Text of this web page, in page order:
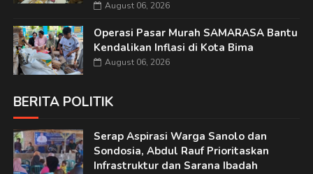
August 06, 2026
Operasi Pasar Murah SAMARASA Bantu
Kendalikan Inflasi di Kota Bima
August 06, 2026
BERITA POLITIK
Serap Aspirasi Warga Sanolo dan
Sondosia, Abdul Rauf Prioritaskan
Infrastruktur dan Sarana Ibadah